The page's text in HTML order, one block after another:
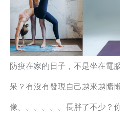
防疫在家的日子，不是坐在電
呆？有沒有發現自己越來越慵
像。。。。。。長胖了不少？